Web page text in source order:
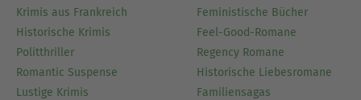
Krimis aus Frankreich
Historische Krimis
Politthriller
Romantic Suspense
Lustige Krimis
Feministische Bücher
Feel-Good-Romane
Regency Romane
Historische Liebesromane
Familiensagas